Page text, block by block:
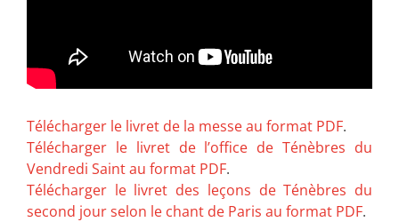
Télécharger le livret de la messe au format PDF.
Télécharger le livret de l’office de Ténèbres du
Vendredi Saint au format PDF.
Télécharger le livret des leçons de Ténèbres du
second jour selon le chant de Paris au format PDF.